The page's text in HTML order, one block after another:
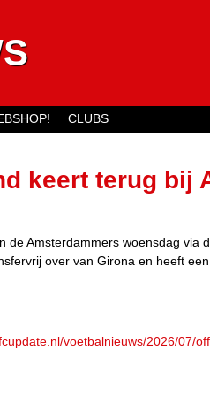
keert terug bij
de Amsterdammers woensdag via
over van Girona en heeft een
voetbalnieuws/2026/07/
CLUBS